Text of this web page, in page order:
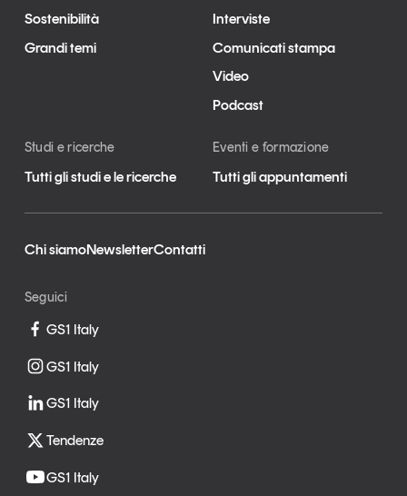
Sostenibilità
Grandi temi
Interviste
Comunicati stampa
Video
Podcast
Studi e ricerche
Tutti gli studi e le ricerche
Eventi e formazione
Tutti gli appuntamenti
Chi siamoNewsletterContatti
Seguici
GS1 Italy
GS1 Italy
GS1 Italy
Tendenze
GS1 Italy